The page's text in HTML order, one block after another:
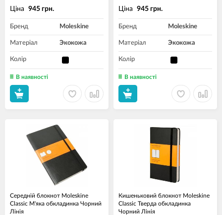
Ціна 945 грн.
Бренд Moleskine
Матеріал Экокожа
Колір
В наявності
Ціна 945 грн.
Бренд Moleskine
Матеріал Экокожа
Колір
В наявності
Середній блокнот Moleskine
Classic М'яка обкладинка Чорний
Лінія
Кишеньковий блокнот Moleskine
Classic Тверда обкладинка
Чорний Лінія